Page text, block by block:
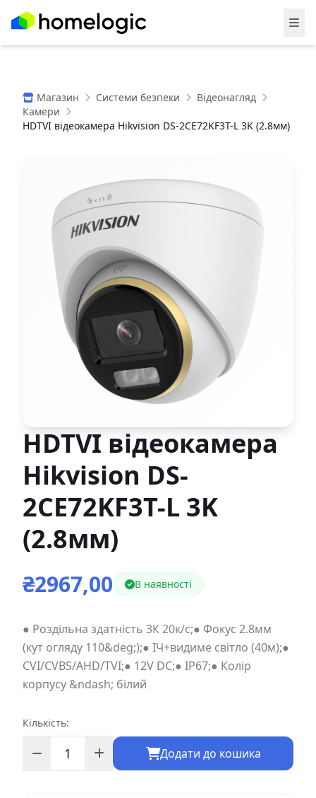
Магазин Системи безпеки
Відеонагляд
Камери
HDTVI відеокамера Hikvision DS-2CE72KF3T-L 3K (2.8мм)
HDTVI відеокамера
Hikvision DS-
2CE72KF3T-L 3K
(2.8мм)
₴2967,00 В наявності
● Роздільна здатність 3К 20к/с;● Фокус 2.8мм
(кут огляду 110&deg;);● ІЧ+видиме світло (40м);●
CVI/CVBS/AHD/TVI;● 12V DC;● IP67;● Колір
корпусу &ndash; білий
Кількість:
Додати до кошика